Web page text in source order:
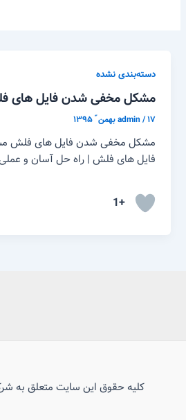
دسته‌بندی نشده
مشکل مخفی شدن فایل های
admin/۱۷ بهمن ّ ۱۳۹۵
مشکل مخفی شدن فایل های فلش
فایل های فلش | راه حل آسان و عملی
+1
کلیه حقوق این سایت متعلق به